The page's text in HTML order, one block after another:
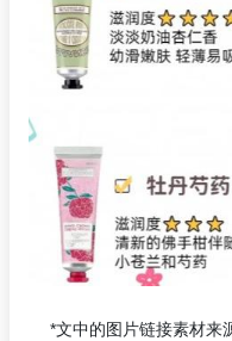
*文中的图片链接素材来